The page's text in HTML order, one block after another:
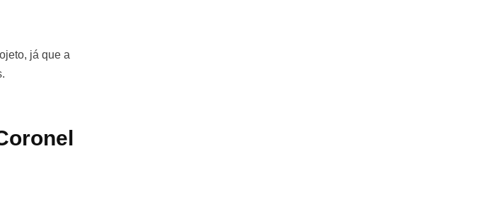
já que a